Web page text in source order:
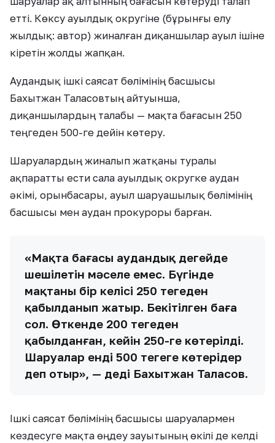
етті. Көксу ауылдық округіне (бұрынғы елу
жылдық: автор) жиналған диқаншылар ауыл ішіне
кіретін жолды жапқан.
Аудандық ішкі саясат бөлімінің басшысы
Бахытжан Таласовтың айтуынша,
диқаншылардың талабы — мақта бағасын 250
теңгеден 500-ге дейін көтеру.
Шаруалардың жиналып жатқаны туралы
ақпаратты ести сала ауылдық округке аудан
әкімі, орынбасары, ауыл шаруашылық бөлімінің
басшысы мен аудан прокуроры барған.
«Мақта бағасы аудандық деңгейде
шешілетін мәселе емес. Бүгінде
мақтаның бір келісі 250 теңгеден
қабылданып жатыр. Бекітілген баға
сол. Өткенде 200 теңгеден
қабылданған, кейін 250-ге көтерілді.
Шаруалар енді 500 теңгеге көтеріңдер
деп отыр», — деді Бахытжан Таласов.
Ішкі саясат бөлімінің басшысы шаруалармен
кездесуге мақта өңдеу зауытының өкілі де келді